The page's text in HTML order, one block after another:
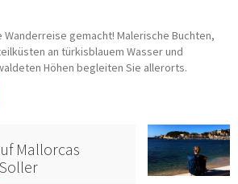
gemacht! Malerische Buchten,
an türkisblauem Wasser und
Höhen begleiten Sie allerorts.
Mallorcas